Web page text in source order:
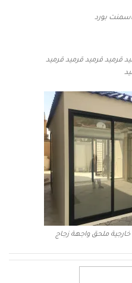
بورد
قرميد قرميد قرميد قرميد
ملحق واجهة زجاج